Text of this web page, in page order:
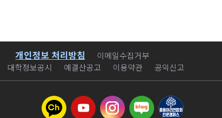
이름
윤종빈
직위(직급)
처장
전화번호
이메일
polsjby@mju.ac.kr
바로가기
개인정보 처리방침
이메일수집거부
대학정보공시
예결산공고 이용약관 공익신고